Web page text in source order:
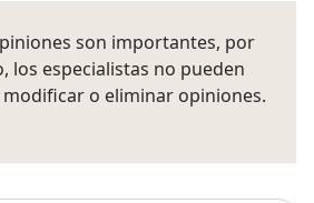
son importantes, por
los especialistas no pueden
o eliminar opiniones.